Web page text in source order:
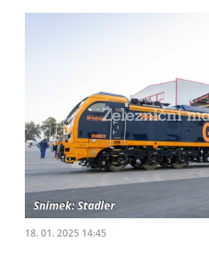
18. 01. 2025 14:45